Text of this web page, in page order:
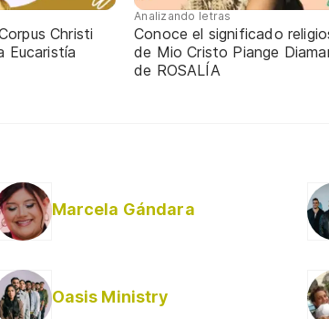
Christi
Eucaristía
Analizando letras
Conoce el significado
de Mio Cristo Piange
de ROSALÍA
Marcela Gándara
Oasis Ministry